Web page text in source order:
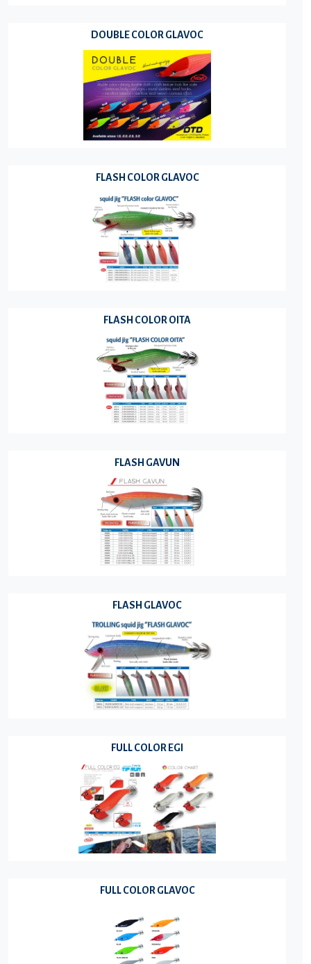
DOUBLE COLOR GLAVOC
FLASH COLOR GLAVOC
FLASH COLOR OITA
FLASH GAVUN
FLASH GLAVOC
FULL COLOR EGI
FULL COLOR GLAVOC